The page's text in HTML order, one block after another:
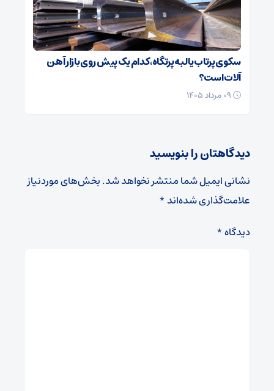
سکوی پرتاب یا لبه‌ پرتگاه، کدام یک پیش روی بازار آهن
آلات است؟
دیدگاهتان را بنویسید
نشانی ایمیل شما منتشر نخواهد شد.بخش‌های موردنیاز
علامت‌گذاری شده‌اند*
دیدگاه*